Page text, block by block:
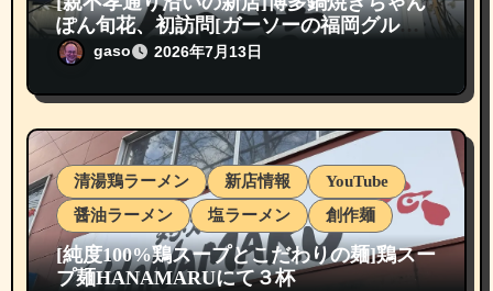
ぽん旬花、初訪問[ガーソーの福岡グルメ
紹介]gaso 2026年7月13日
清湯鶏ラーメン 新店情報
YouTube
醤油ラーメン
塩ラーメン 創作麺
[純度100%鶏スープとこだわりの麺]鶏スー
プ麺HANAMARUにて３杯